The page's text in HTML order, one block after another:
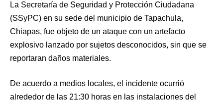
La Secretaría de Seguridad y Protección Ciudadana
(SSyPC) en su sede del municipio de Tapachula,
Chiapas, fue objeto de un ataque con un artefacto
explosivo lanzado por sujetos desconocidos, sin que se
reportaran daños materiales.
De acuerdo a medios locales, el incidente ocurrió
alrededor de las 21:30 horas en las instalaciones del